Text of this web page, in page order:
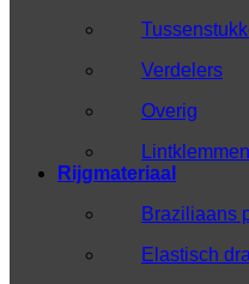
Verdelers
Overig
Lintklemmen
Rijgmateriaal
Braziliaans
Elastisch